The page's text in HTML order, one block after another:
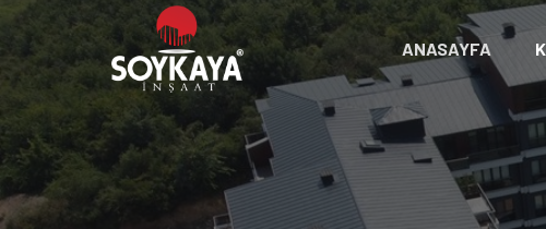
ANASAYFA